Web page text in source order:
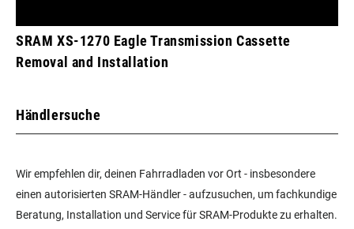
SRAM XS-1270 Eagle Transmission Cassette
Removal and Installation
Händlersuche
Wir empfehlen dir, deinen Fahrradladen vor Ort - insbesondere
einen autorisierten SRAM-Händler - aufzusuchen, um fachkundige
Beratung, Installation und Service für SRAM-Produkte zu erhalten.